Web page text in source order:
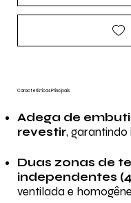
Características Principais
Adega de
revestir,
Duas zonas de
independentes (4
ventilada e